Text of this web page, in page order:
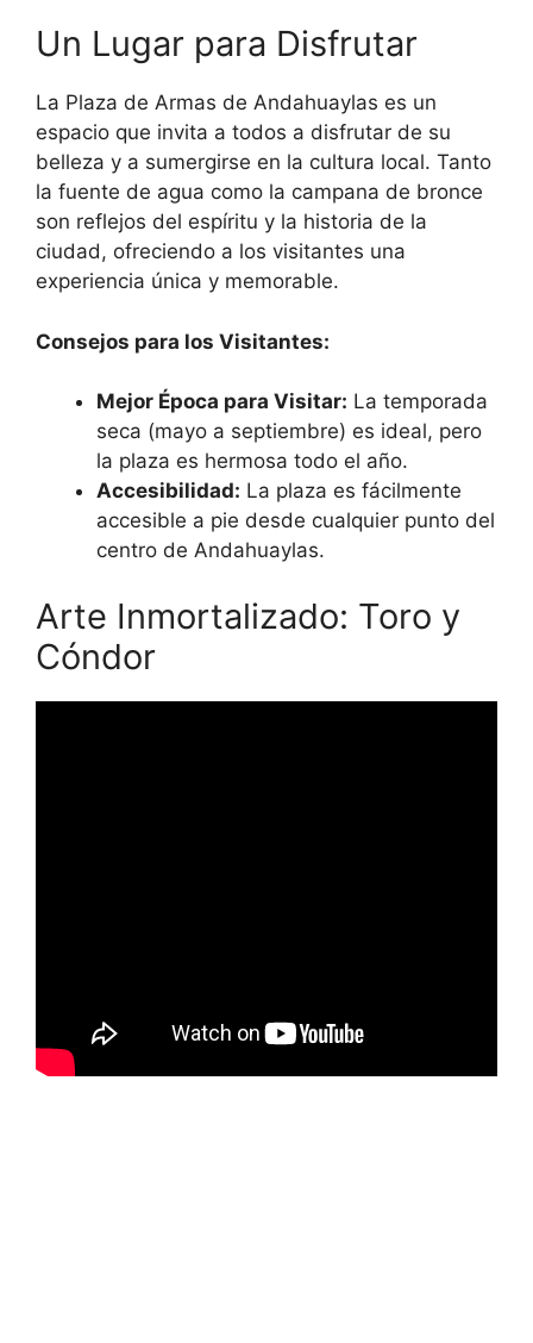
Un Lugar para Disfrutar
La Plaza de Armas de Andahuaylas es un
espacio que invita a todos a disfrutar de su
belleza y a sumergirse en la cultura local. Tanto
la fuente de agua como la campana de bronce
son reflejos del espíritu y la historia de la
ciudad, ofreciendo a los visitantes una
experiencia única y memorable.
Consejos para los Visitantes:
Mejor Época para Visitar: La temporada
seca (mayo a septiembre) es ideal, pero
la plaza es hermosa todo el año.
Accesibilidad: La plaza es fácilmente
accesible a pie desde cualquier punto del
centro de Andahuaylas.
Arte Inmortalizado: Toro y
Cóndor